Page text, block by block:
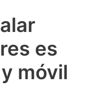
es
móvil